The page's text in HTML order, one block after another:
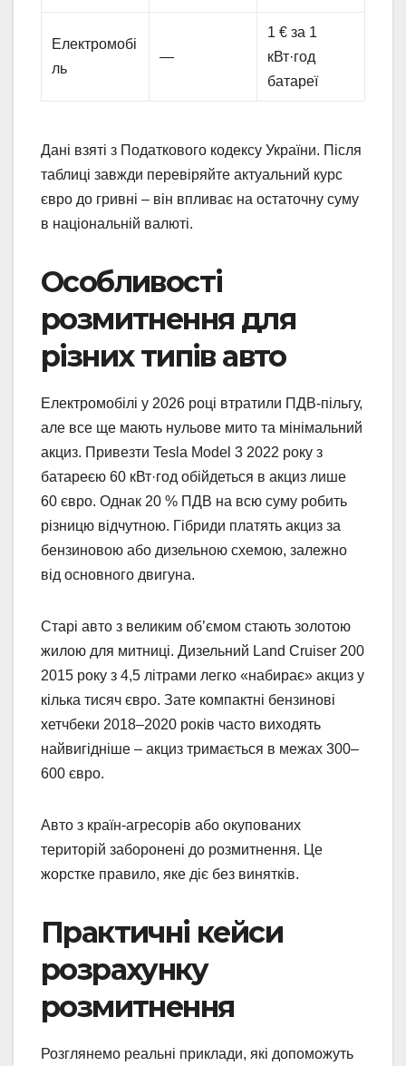
Електромобі
ль
—
1 € за 1
кВт·год
батареї
Дані взяті з Податкового кодексу України. Після
таблиці завжди перевіряйте актуальний курс
євро до гривні – він впливає на остаточну суму
в національній валюті.
Особливості
розмитнення для
різних типів авто
Електромобілі у 2026 році втратили ПДВ-пільгу,
але все ще мають нульове мито та мінімальний
акциз. Привезти Tesla Model 3 2022 року з
батареєю 60 кВт·год обійдеться в акциз лише
60 євро. Однак 20 % ПДВ на всю суму робить
різницю відчутною. Гібриди платять акциз за
бензиновою або дизельною схемою, залежно
від основного двигуна.
Старі авто з великим об’ємом стають золотою
жилою для митниці. Дизельний Land Cruiser 200
2015 року з 4,5 літрами легко «набирає» акциз у
кілька тисяч євро. Зате компактні бензинові
хетчбеки 2018–2020 років часто виходять
найвигідніше – акциз тримається в межах 300–
600 євро.
Авто з країн-агресорів або окупованих
територій заборонені до розмитнення. Це
жорстке правило, яке діє без винятків.
Практичні кейси
розрахунку
розмитнення
Розглянемо реальні приклади, які допоможуть